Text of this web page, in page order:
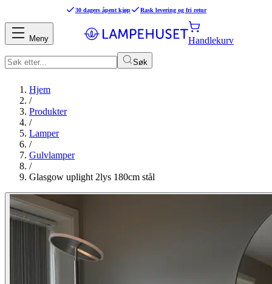
30 dagers åpent kjøp Rask levering og fri retur
Søk
Handlekurv
Meny
Hjem
/
Produkter
/
Lamper
/
Gulvlamper
/
Glasgow uplight 2lys 180cm stål